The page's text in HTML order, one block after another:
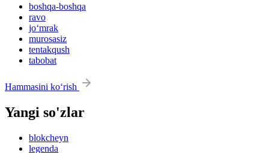
boshqa-boshqa
ravo
jo‘mrak
murosasiz
tentakqush
tabobat
Hammasini ko‘rish
Yangi so'zlar
blokcheyn
legenda